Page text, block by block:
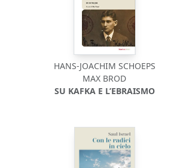
HANS-JOACHIM SCHOEPS
MAX BROD
SU KAFKA E L’EBRAISMO